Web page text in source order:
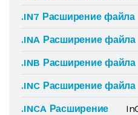
.IN7 Расширение файла
.INA Расширение файла
.INB Расширение файла
.INC Расширение файла
.INCA Расширение